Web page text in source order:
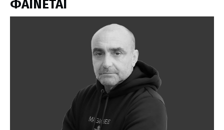
ΦΑΙΝΕΤΑΙ